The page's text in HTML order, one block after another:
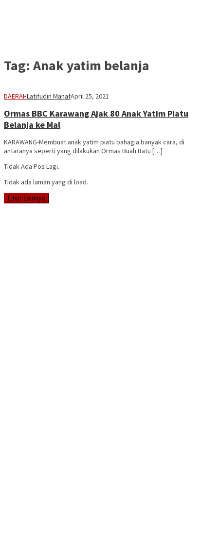
Tag: Anak yatim belanja
DAERAHLatifudin ManafApril 25, 2021
Ormas BBC Karawang Ajak 80 Anak Yatim Piatu
Belanja ke Mal
KARAWANG-Membuat anak yatim piatu bahagia banyak cara, di
antaranya seperti yang dilakukan Ormas Buah Batu […]
Tidak Ada Pos Lagi.
Tidak ada laman yang di load.
Lihat Lainnya